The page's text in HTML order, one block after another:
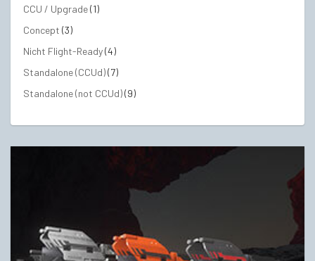
CCU / Upgrade(1)
Concept (3)
Nicht Flight-Ready(4)
Standalone (CCUd)(7)
Standalone (not CCUd)(9)